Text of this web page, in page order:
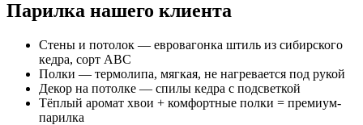
Парилка нашего клиента
Стены и потолок — евровагонка штиль из сибирского
кедра, сорт ABC
Полки — термолипа, мягкая, не нагревается под рукой
Декор на потолке — спилы кедра с подсветкой
Тёплый аромат хвои + комфортные полки = премиум-
парилка